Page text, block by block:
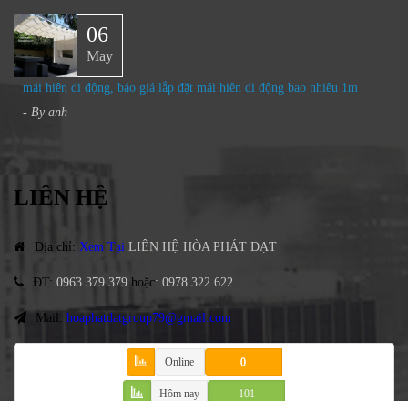
06
May
mái hiên di động, báo giá lắp đặt mái hiên di động bao nhiêu 1m
- By anh
LIÊN HỆ
Địa chỉ: Xem Tại LIÊN HỆ HÒA PHÁT ĐẠT
ĐT: 0963.379.379 hoặc: 0978.322.622
Mail: hoaphatdatgroup79@gmail.com
Online 0
Hôm nay 101